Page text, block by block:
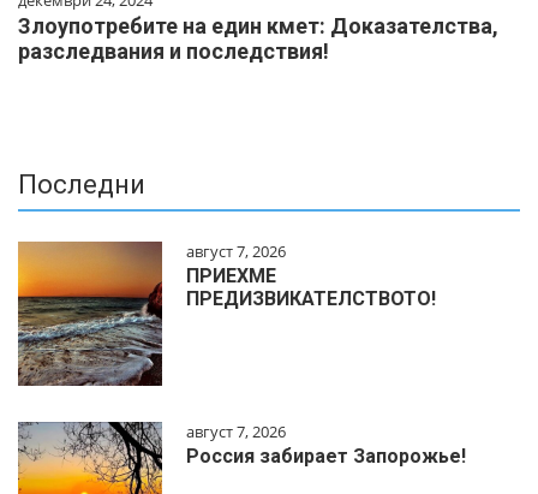
Злоупотребите на един кмет: Доказателства,
разследвания и последствия!
Последни
август 7, 2026
ПРИЕХМЕ
ПРЕДИЗВИКАТЕЛСТВОТО!
август 7, 2026
Россия забирает Запорожье!